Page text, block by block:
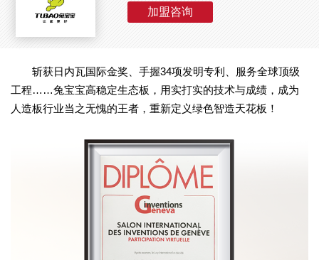
加盟咨询
斩获日内瓦国际金奖、手握34项发明专利、服务全球顶级
工程……兔宝宝高稳定生态板，用实打实的技术与成绩，成为
人造板行业当之无愧的王者，重新定义绿色智造天花板！